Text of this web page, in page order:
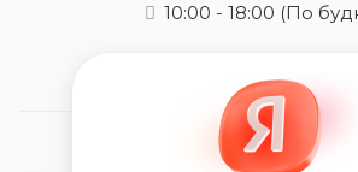
10:00 - 18:00 (По